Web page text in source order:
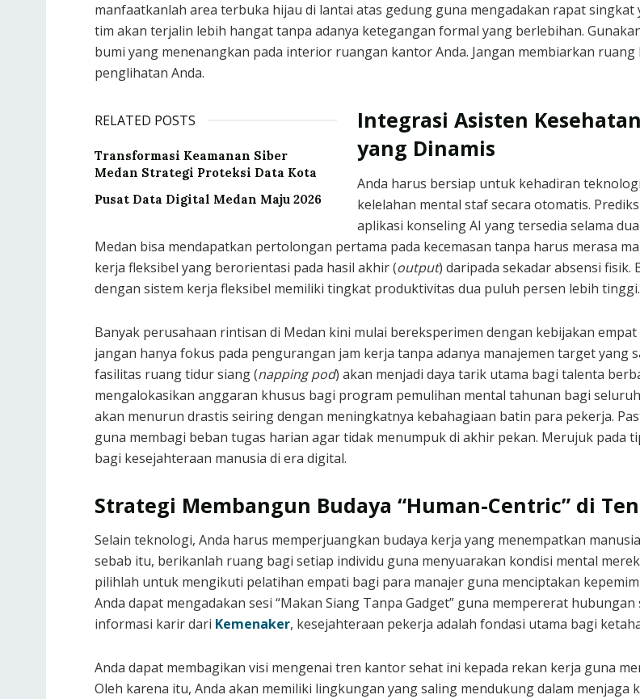
manfaatkanlah area terbuka hijau di lantai atas gedung guna mengadakan rapat
tim akan terjalin lebih hangat tanpa adanya ketegangan formal yang berlebihan.
bumi yang menenangkan pada interior ruangan kantor Anda. Jangan membiarkan
penglihatan Anda.
RELATED POSTS
Transformasi Keamanan Siber
Medan Strategi Proteksi Data Kota
Pusat Data Digital Medan Maju 2026
Integrasi Asisten
yang Dinamis
Anda harus bersiap untuk kehadiran
kelelahan mental staf secara otomatis.
aplikasi konseling AI yang tersedia selama
Medan bisa mendapatkan pertolongan pertama pada kecemasan tanpa harus merasa
kerja fleksibel yang berorientasi pada hasil akhir (output) daripada sekadar absensi fisik.
dengan sistem kerja fleksibel memiliki tingkat produktivitas dua puluh persen lebih tinggi.
Banyak perusahaan rintisan di Medan kini mulai bereksperimen dengan kebijakan
jangan hanya fokus pada pengurangan jam kerja tanpa adanya manajemen target
fasilitas ruang tidur siang (napping pod) akan menjadi daya tarik utama bagi talenta
mengalokasikan anggaran khusus bagi program pemulihan mental tahunan bagi
akan menurun drastis seiring dengan meningkatnya kebahagiaan batin para pekerja.
guna membagi beban tugas harian agar tidak menumpuk di akhir pekan. Merujuk pada
bagi kesejahteraan manusia di era digital.
Strategi Membangun Budaya “Human-Centric” di
Selain teknologi, Anda harus memperjuangkan budaya kerja yang menempatkan
sebab itu, berikanlah ruang bagi setiap individu guna menyuarakan kondisi mental
pilihlah untuk mengikuti pelatihan empati bagi para manajer guna menciptakan
Anda dapat mengadakan sesi “Makan Siang Tanpa Gadget” guna mempererat
informasi karir dari Kemenaker, kesejahteraan pekerja adalah fondasi utama bagi
Anda dapat membagikan visi mengenai tren kantor sehat ini kepada rekan kerja guna
Oleh karena itu, Anda akan memiliki lingkungan yang saling mendukung dalam